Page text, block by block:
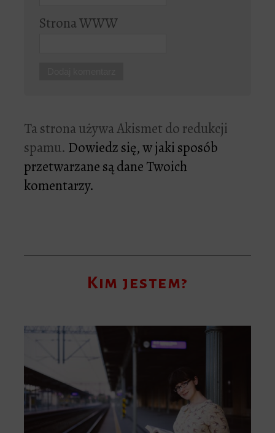
Strona WWW
Ta strona używa Akismet do redukcji
spamu. Dowiedz się, w jaki sposób
przetwarzane są dane Twoich
komentarzy.
Kim jestem?